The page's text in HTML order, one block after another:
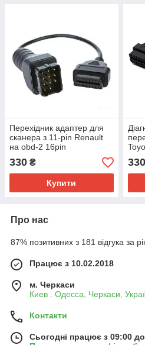
Перехідник адаптер для
сканера з 11-pin Renault
на obd-2 16pin
330 ₴
Купити
pin
330
Про нас
87% позитивних з 181 відгука за
Працює з 10.02.2018
м. Черкаси
Киев . Одесса, Черкаси,
Контакти
Сьогодні працює з 09:00